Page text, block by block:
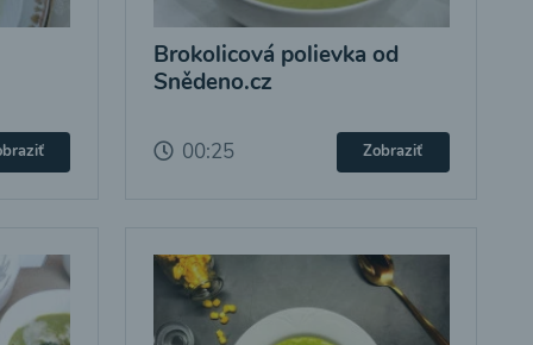
Brokolicová polievka od
Snědeno.cz
00:25 Zobraziť